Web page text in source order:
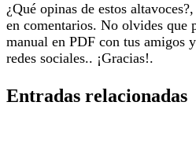
¿Qué opinas de estos
en comentarios. No olvides que
manual en PDF con tus amigos
redes sociales.. ¡Gracias!.
Entradas relacionadas